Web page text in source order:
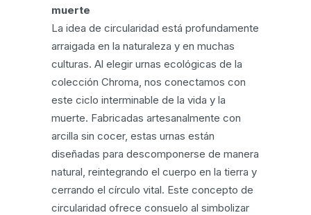
muerte
La idea de circularidad está profundamente
arraigada en la naturaleza y en muchas
culturas. Al elegir urnas ecológicas de la
colección Chroma, nos conectamos con
este ciclo interminable de la vida y la
muerte. Fabricadas artesanalmente con
arcilla sin cocer, estas urnas están
diseñadas para descomponerse de manera
natural, reintegrando el cuerpo en la tierra y
cerrando el círculo vital. Este concepto de
circularidad ofrece consuelo al simbolizar